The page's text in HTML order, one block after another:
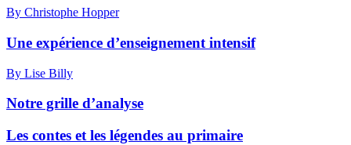
By Christophe Hopper
Une expérience d’enseignement intensif
By Lise Billy
Notre grille d’analyse
Les contes et les légendes au primaire